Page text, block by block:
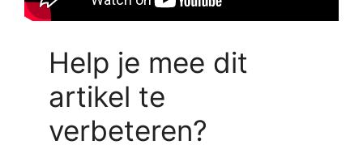
Help je mee dit
artikel te
verbeteren?